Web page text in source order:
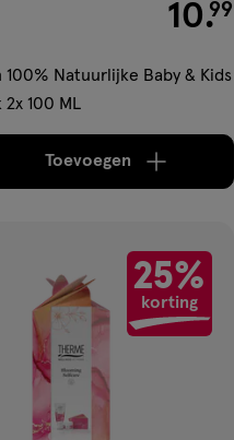
€ 10.99
10.99
100% Natuurlijke Baby & Kids
100 ML
Toevoegenverhoog aantal
25%
korting